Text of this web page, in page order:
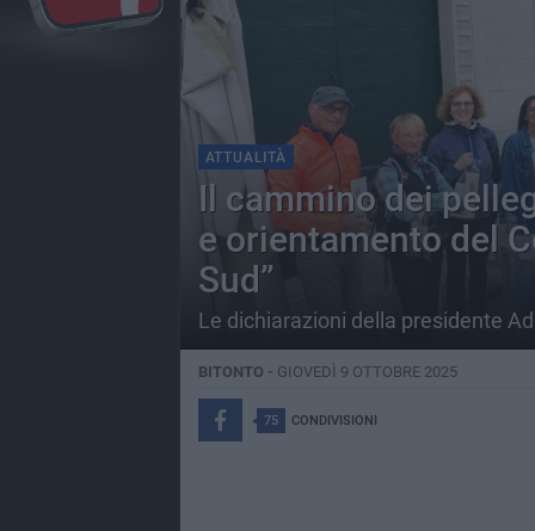
ATTUALITÀ
Il cammino dei
e orientamento del
Sud”
Le dichiarazioni della presidente
BITONTO - GIOVEDÌ 9 OTTOBRE 2025
75 CONDIVISIONI